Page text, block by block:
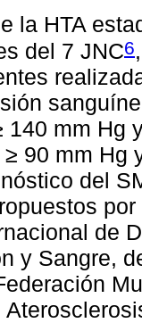
la HTA
del 7 JNC6
140 mm Hg
90 mm Hg
del
de
y Sangre,